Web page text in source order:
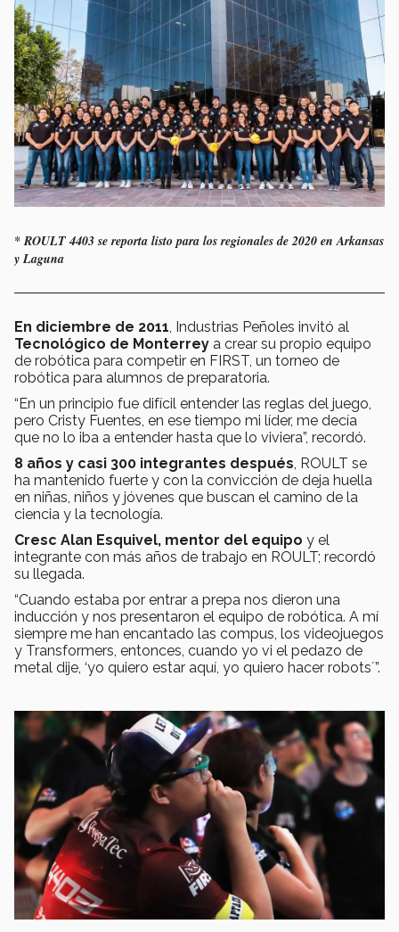
* ROULT 4403 se reporta listo para los regionales de 2020 en Arkansas
y Laguna
En diciembre de 2011 , Industrias Peñoles invitó al
Tecnológico de Monterrey a crear su propio equipo
de robótica para competir en FIRST, un torneo de
robótica para alumnos de preparatoria.
“En un principio fue difícil entender las reglas del juego,
pero Cristy Fuentes, en ese tiempo mi líder, me decía
que no lo iba a entender hasta que lo viviera”, recordó.
8 años y casi 300 integrantes después , ROULT se
ha mantenido fuerte y con la convicción de deja huella
en niñas, niños y jóvenes que buscan el camino de la
ciencia y la tecnología.
Cresc Alan Esquivel, mentor del equipo y el
integrante con más años de trabajo en ROULT; recordó
su llegada.
“Cuando estaba por entrar a prepa nos dieron una
inducción y nos presentaron el equipo de robótica. A mí
siempre me han encantado las compus, los videojuegos
y Transformers, entonces, cuando yo vi el pedazo de
metal dije, ‘yo quiero estar aquí, yo quiero hacer robots´”.